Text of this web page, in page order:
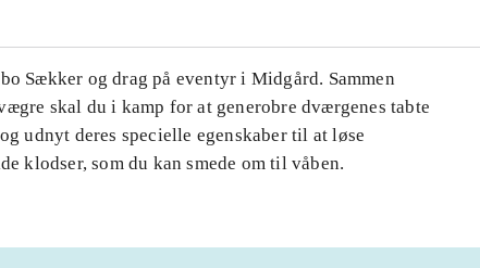
Sækker og drag på eventyr i Midgård. Sammen
skal du i kamp for at generobre dværgenes tabte
udnyt deres specielle egenskaber til at løse
klodser, som du kan smede om til våben.